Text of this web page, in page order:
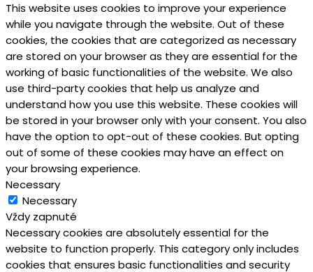
This website uses cookies to improve your experience
while you navigate through the website. Out of these
cookies, the cookies that are categorized as necessary
are stored on your browser as they are essential for the
working of basic functionalities of the website. We also
use third-party cookies that help us analyze and
understand how you use this website. These cookies will
be stored in your browser only with your consent. You also
have the option to opt-out of these cookies. But opting
out of some of these cookies may have an effect on
your browsing experience.
Necessary
Necessary
Vždy zapnuté
Necessary cookies are absolutely essential for the
website to function properly. This category only includes
cookies that ensures basic functionalities and security